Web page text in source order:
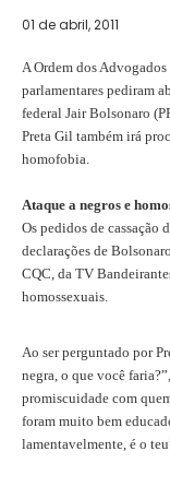
01 de abril, 2011
A Ordem dos
parlamentares pediram
federal Jair Bolsonaro
Preta Gil também irá
homofobia.
Ataque a negros e
Os pedidos de cassação
declarações de
CQC, da TV
homossexuais.
Ao ser perguntado por
negra, o que você
promiscuidade com
foram muito bem
lamentavelmente, é o